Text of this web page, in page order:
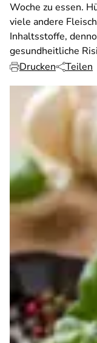
Woche zu essen.
viele andere
Inhaltsstoffe,
gesundheitliche
Drucken
Teilen